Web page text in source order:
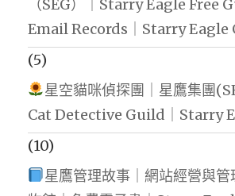
（SEG）｜Starry Eagle Free
Email Records｜Starry Eagle
(5)
星空貓咪偵探團｜星鷹集團
Cat Detective Guild｜Starry
(10)
星鷹管理故事｜網站經營與